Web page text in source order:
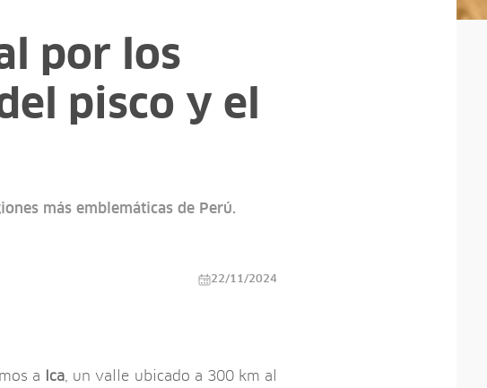
por los
pisco y el
más emblemáticas de Perú.
22/11/2024
a Ica , un valle ubicado a 300 km al